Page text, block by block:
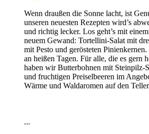
Wenn draußen die Sonne lacht, ist
unseren neuesten Rezepten wird’s
und richtig lecker. Los geht’s mit
neuem Gewand: Tortellini-Salat mit
mit Pesto und gerösteten
an heißen Tagen. Für alle, die es gern
haben wir Butterbohnen mit Steinpilz-
und fruchtigen Preiselbeeren im
Wärme und Waldaromen auf den
...